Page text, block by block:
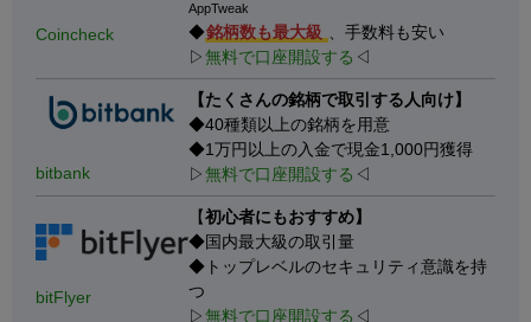
Coincheck
AppTweak
◆銘柄数も最大級 、手数料も安い
▷無料で口座開設する ◁
bitbank
【たくさんの銘柄で取引する人向け】
◆40種類以上の銘柄を用意
◆1万円以上の入金で現金1,000円獲得
▷無料で口座開設する ◁
bitFlyer
【初心者にもおすすめ】
◆国内最大級の取引量
◆トップレベルのセキュリティ意識を持
つ
▷無料で口座開設する ◁